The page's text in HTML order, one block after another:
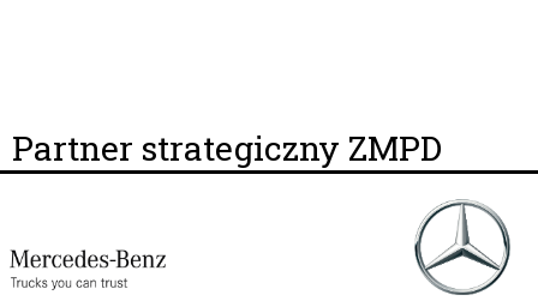
Partner strategiczny ZMPD